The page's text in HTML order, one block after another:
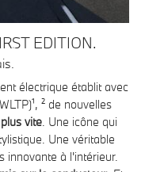
EDITION.
électrique établit avec
² de nouvelles
vite. Une icône qui
Une véritable
innovante à l'intérieur.